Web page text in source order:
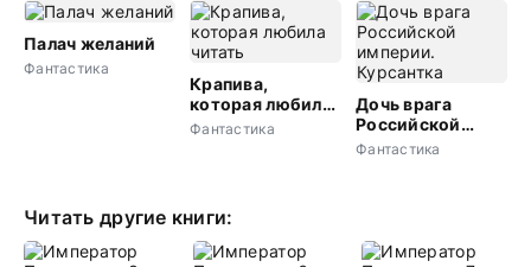
Палач желаний
Фантастика
Крапива,
которая любила
читать
Фантастика
Дочь врага
Российской
империи.
Фантастика
Читать другие книги: